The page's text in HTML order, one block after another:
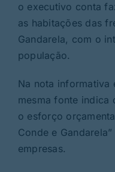
o executivo conta
as habitações das
Gandarela, com o
população.
Na nota informativa
mesma fonte indica
o esforço
Conde e
empresas.